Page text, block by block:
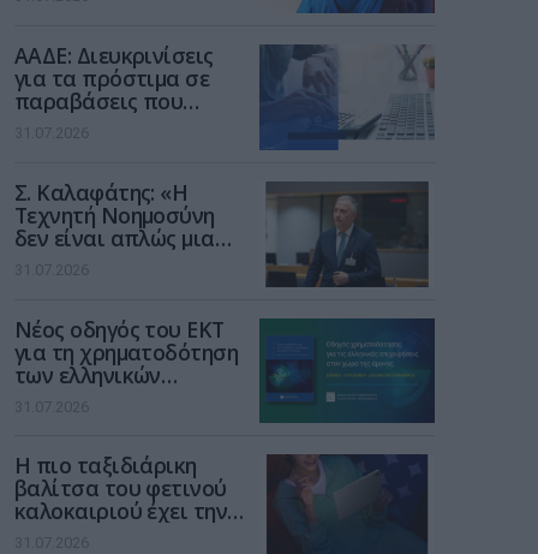
των παιδιών στο
ΑΑΔΕ: Διευκρινίσεις
για τα πρόστιμα σε
παραβάσεις που
αφορούν τους ΦΗΜ
31.07.2026
Σ. Καλαφάτης: «Η
Τεχνητή Νοημοσύνη
δεν είναι απλώς μια
νέα τεχνολογία, είναι
μια νέα βιομηχανική
31.07.2026
Νέος οδηγός του ΕΚΤ
για τη χρηματοδότηση
των ελληνικών
επιχειρήσεων στον
χώρο της άμυνας
31.07.2026
Η πιο ταξιδιάρικη
βαλίτσα του φετινού
καλοκαιριού έχει την
υπογραφή της Xiaomi
31.07.2026